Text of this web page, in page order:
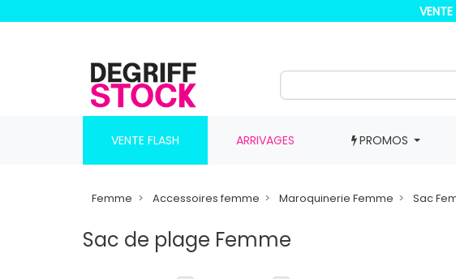
VENTE
VENTE FLASH ARRIVAGES PROMOS
Femme Accessoires femme Maroquinerie Femme Sac
Sac de plage Femme